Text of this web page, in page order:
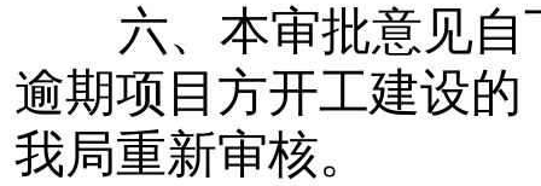
六、本审批意见自
逾期项目方开工建设
我局重新审核。